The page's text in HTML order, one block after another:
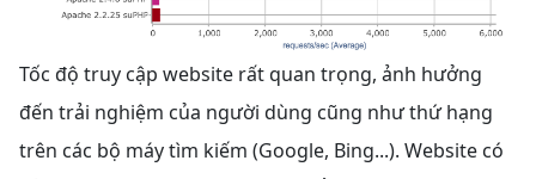
Tốc độ truy cập website rất quan trọng, ảnh hưởng
đến trải nghiệm của người dùng cũng như thứ hạng
trên các bộ máy tìm kiếm (Google, Bing...). Website có